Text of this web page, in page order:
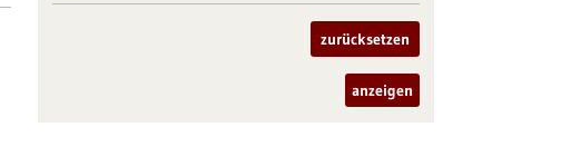
zurücksetzen
anzeigen